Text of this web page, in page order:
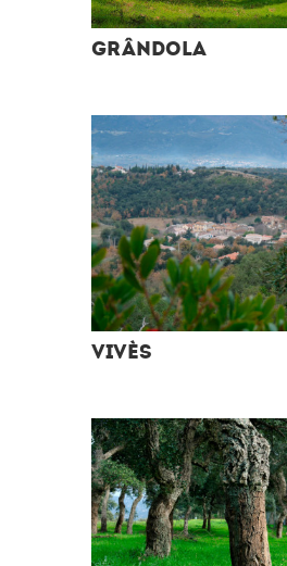
GRÂNDOLA
VIVÈS